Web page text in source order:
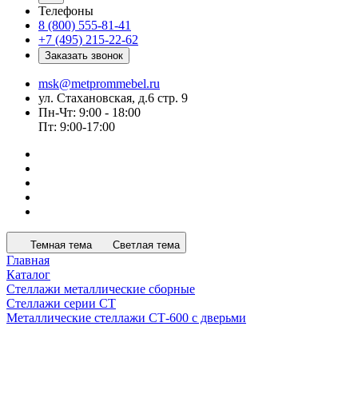
Телефоны
8 (800) 555-81-41
+7 (495) 215-22-62
Заказать звонок
msk@metprommebel.ru
ул. Стахановская, д.6 стр. 9
Пн-Чт: 9:00 - 18:00
Пт: 9:00-17:00
Темная тема Светлая тема
Главная
Каталог
Стеллажи металлические сборные
Стеллажи серии СТ
Металлические стеллажи СТ-600 с дверьми